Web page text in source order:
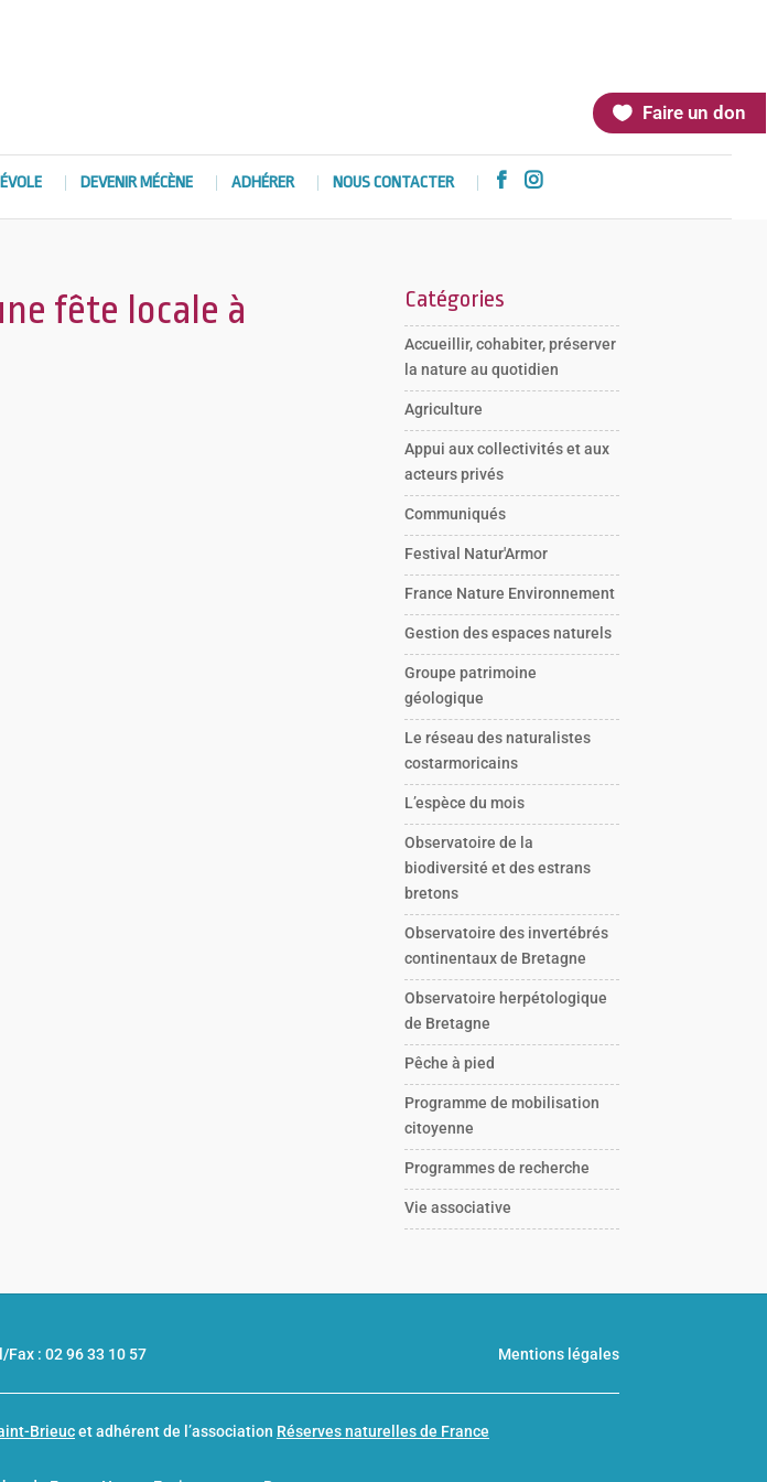
Faire un don
DEVENIR MÉCÈNE ADHÉRER NOUS CONTACTER  
fête locale à
Catégories
Accueillir, cohabiter, préserver
la nature au quotidien
Agriculture
Appui aux collectivités et aux
acteurs privés
Communiqués
Festival Natur'Armor
France Nature Environnement
Gestion des espaces naturels
Groupe patrimoine
géologique
Le réseau des naturalistes
costarmoricains
L’espèce du mois
Observatoire de la
biodiversité et des estrans
bretons
Observatoire des invertébrés
continentaux de Bretagne
Observatoire herpétologique
de Bretagne
Pêche à pied
Programme de mobilisation
citoyenne
Programmes de recherche
Vie associative
Fax : 02 96 33 10 57 Mentions légales
Brieucet adhérent de l’association Réserves naturelles de France